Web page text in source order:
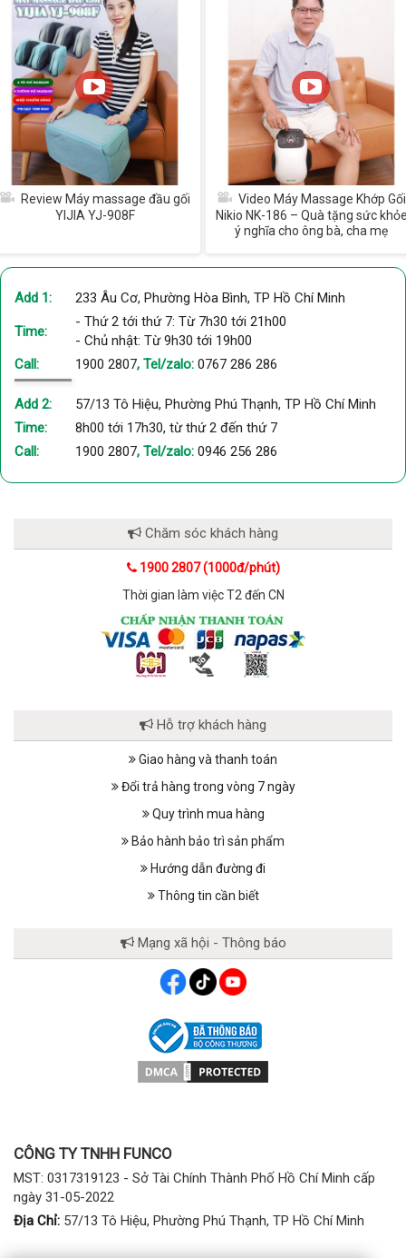
Review Máy massage đầu gối
YIJIA YJ-908F
Video Máy Massage Khớp Gối
Nikio NK-186 – Quà tặng sức
ý nghĩa cho ông bà, cha mẹ
Add 1: 233 Âu Cơ, Phường Hòa Bình, TP Hồ Chí Minh
Time:
- Thứ 2 tới thứ 7: Từ 7h30 tới 21h00
- Chủ nhật: Từ 9h30 tới 19h00
Call:
1900 2807, Tel/zalo: 0767 286 286
Add 2:
57/13 Tô Hiệu, Phường Phú Thạnh, TP Hồ Chí Minh
Time:
8h00 tới 17h30, từ thứ 2 đến thứ 7
Call:
1900 2807, Tel/zalo: 0946 256 286
Chăm sóc khách hàng
1900 2807 (1000đ/phút)
Thời gian làm việc T2 đến CN
Hỗ trợ khách hàng
Giao hàng và thanh toán
Đổi trả hàng trong vòng 7 ngày
Quy trình mua hàng
Bảo hành bảo trì sản phẩm
Hướng dẫn đường đi
Thông tin cần biết
Mạng xã hội - Thông báo
CÔNG TY TNHH FUNCO
MST: 0317319123 - Sở Tài Chính Thành Phố Hồ Chí Minh cấp
ngày 31-05-2022
Địa Chỉ: 57/13 Tô Hiệu, Phường Phú Thạnh, TP Hồ Chí Minh